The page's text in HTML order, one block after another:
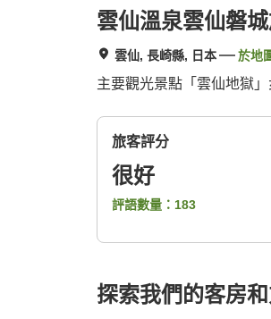
雲仙溫泉雲仙磐
雲仙, 長崎縣, 日本 於地
主要觀光景點「雲仙地獄
旅客評分
很好
評語數量： 183
探索我們的客房